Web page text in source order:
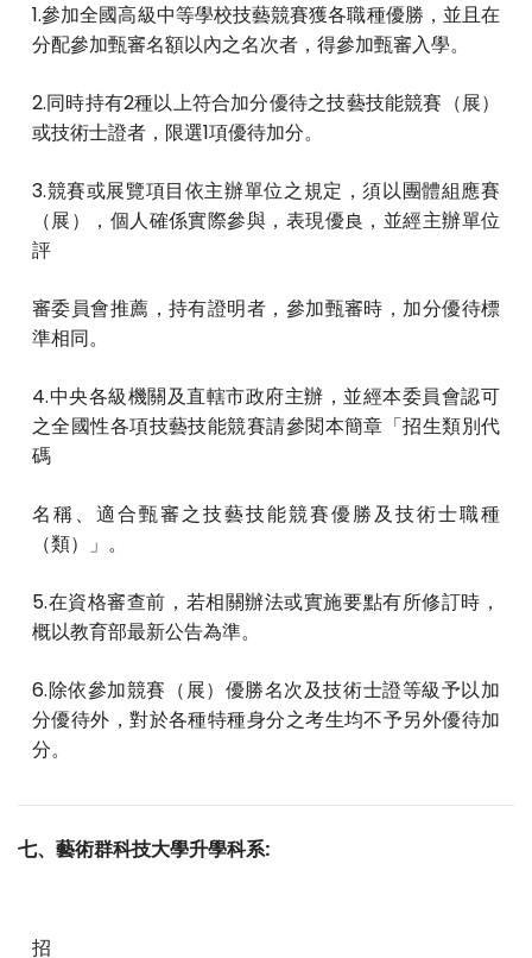
1.參加全國高級中等學校技藝競賽獲各職種優勝，並且在
分配參加甄審名額以內之名次者，得參加甄審入學。
2.同時持有2種以上符合加分優待之技藝技能競賽（展）
或技術士證者，限選1項優待加分。
3.競賽或展覽項目依主辦單位之規定，須以團體組應賽
（展），個人確係實際參與，表現優良，並經主辦單位
評
審委員會推薦，持有證明者，參加甄審時，加分優待標
準相同。
4.中央各級機關及直轄市政府主辦，並經本委員會認可
之全國性各項技藝技能競賽請參閱本簡章「招生類別代
碼
名稱、適合甄審之技藝技能競賽優勝及技術士職種
（類）」。
5.在資格審查前，若相關辦法或實施要點有所修訂時，
概以教育部最新公告為準。
6.除依參加競賽（展）優勝名次及技術士證等級予以加
分優待外，對於各種特種身分之考生均不予另外優待加
分。
七、藝術群科技大學升學科系:
招